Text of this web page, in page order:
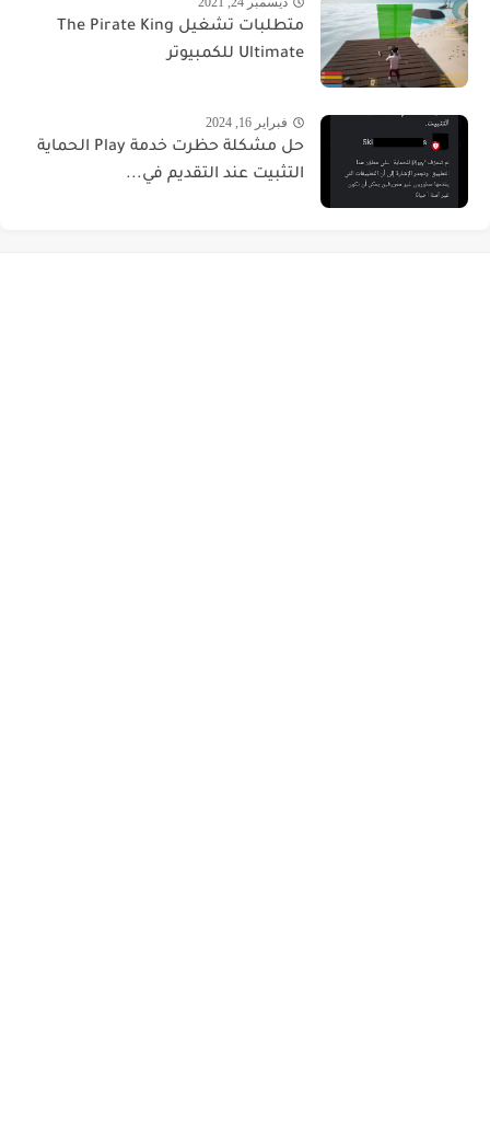
متطلبات تشغيل The Pirate King
Ultimate للكمبيوتر
فبراير 16, 2024
حل مشكلة حظرت خدمة Play الحماية
التثبيت عند التقديم في...